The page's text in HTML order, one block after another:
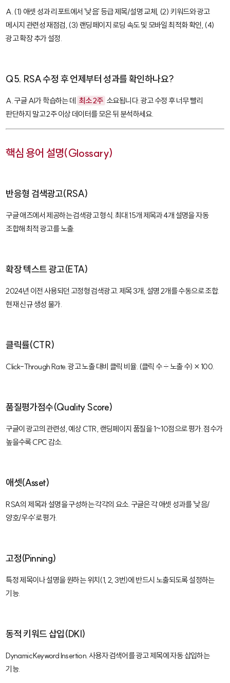
A. (1) 애셋 성과 리포트에서 '낮음' 등급 제목/설명 교체, (2) 키워드와 광고
메시지 관련성 재점검, (3) 랜딩페이지 로딩 속도 및 모바일 최적화 확인, (4)
광고 확장 추가 설정.
Q5. RSA 수정 후 언제부터 성과를 확인하나요?
A. 구글 AI가 학습하는 데 최소 2주 소요됩니다. 광고 수정 후 너무 빨리
판단하지 말고 2주 이상 데이터를 모은 뒤 분석하세요.
핵심 용어 설명(Glossary)
반응형 검색광고(RSA)
구글 애즈에서 제공하는 검색광고 형식. 최대 15개 제목과 4개 설명을 자동
조합해 최적 광고를 노출.
확장 텍스트 광고(ETA)
2024년 이전 사용되던 고정형 검색광고. 제목 3개, 설명 2개를 수동으로 조합.
현재 신규 생성 불가.
클릭률(CTR)
Click-Through Rate. 광고 노출 대비 클릭 비율. (클릭 수 ÷ 노출 수) × 100.
품질평가점수(Quality Score)
구글이 광고의 관련성, 예상 CTR, 랜딩페이지 품질을 1~10점으로 평가. 점수가
높을수록 CPC 감소.
애셋(Asset)
RSA의 제목과 설명을 구성하는 각각의 요소. 구글은 각 애셋 성과를 '낮음/
양호/우수'로 평가.
고정(Pinning)
특정 제목이나 설명을 원하는 위치(1, 2, 3번)에 반드시 노출되도록 설정하는
기능.
동적 키워드 삽입(DKI)
Dynamic Keyword Insertion. 사용자 검색어를 광고 제목에 자동 삽입하는
기능.